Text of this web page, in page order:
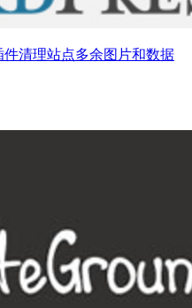
件清理站点多余图片和数据